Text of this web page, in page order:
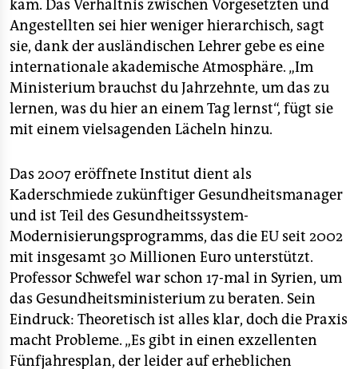
kam. Das Verhältnis zwischen Vorgesetzten und
Angestellten sei hier weniger hierarchisch, sagt
sie, dank der ausländischen Lehrer gebe es eine
internationale akademische Atmosphäre. „Im
Ministerium brauchst du Jahrzehnte, um das zu
lernen, was du hier an einem Tag lernst“, fügt sie
mit einem vielsagenden Lächeln hinzu.
Das 2007 eröffnete Institut dient als
Kaderschmiede zukünftiger Gesundheitsmanager
und ist Teil des Gesundheitssystem-
Modernisierungsprogramms, das die EU seit 2002
mit insgesamt 30 Millionen Euro unterstützt.
Professor Schwefel war schon 17-mal in Syrien, um
das Gesundheitsministerium zu beraten. Sein
Eindruck: Theoretisch ist alles klar, doch die Praxis
macht Probleme. „Es gibt in einen exzellenten
Fünfjahresplan, der leider auf erheblichen